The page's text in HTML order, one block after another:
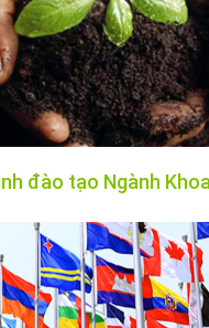
đào tạo Ngành